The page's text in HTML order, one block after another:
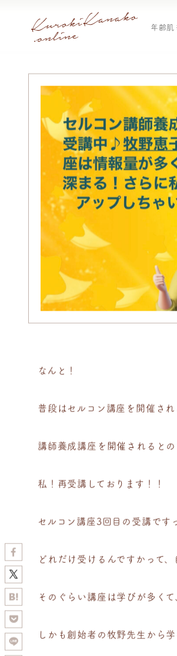
年齢肌
なんと！
普段はセルコン講座を開催さ
講師養成講座を開催されると
私！再受講しております！！
セルコン講座3回目の受講です
どれだけ受けるんですかって
そのぐらい講座は学びが多くて
しかも創始者の牧野先生から学